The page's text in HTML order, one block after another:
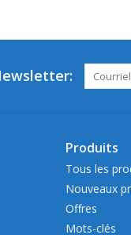
Produits
Tous les
Nouveaux
Offres
Mots-clés